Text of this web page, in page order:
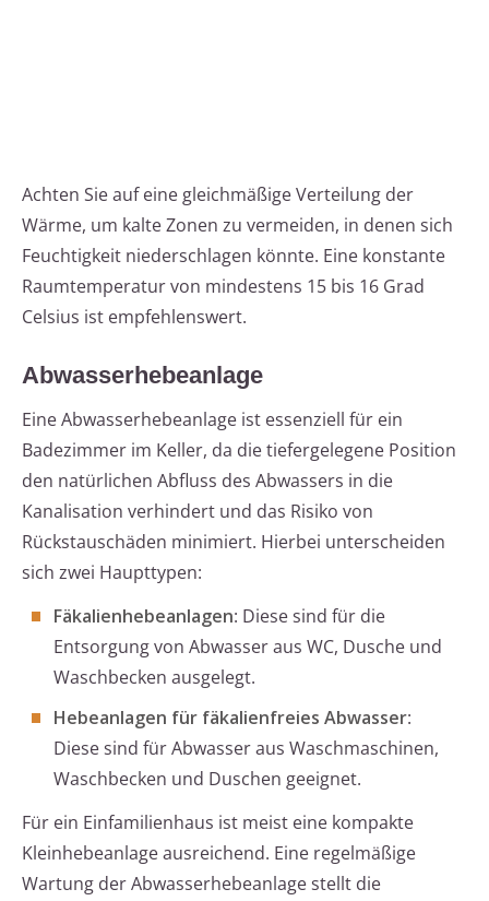
Achten Sie auf eine gleichmäßige Verteilung der
Wärme, um kalte Zonen zu vermeiden, in denen sich
Feuchtigkeit niederschlagen könnte. Eine konstante
Raumtemperatur von mindestens 15 bis 16 Grad
Celsius ist empfehlenswert.
Abwasserhebeanlage
Eine Abwasserhebeanlage ist essenziell für ein
Badezimmer im Keller, da die tiefergelegene Position
den natürlichen Abfluss des Abwassers in die
Kanalisation verhindert und das Risiko von
Rückstauschäden minimiert. Hierbei unterscheiden
sich zwei Haupttypen:
Fäkalienhebeanlagen: Diese sind für die
Entsorgung von Abwasser aus WC, Dusche und
Waschbecken ausgelegt.
Hebeanlagen für fäkalienfreies Abwasser:
Diese sind für Abwasser aus Waschmaschinen,
Waschbecken und Duschen geeignet.
Für ein Einfamilienhaus ist meist eine kompakte
Kleinhebeanlage ausreichend. Eine regelmäßige
Wartung der Abwasserhebeanlage stellt die